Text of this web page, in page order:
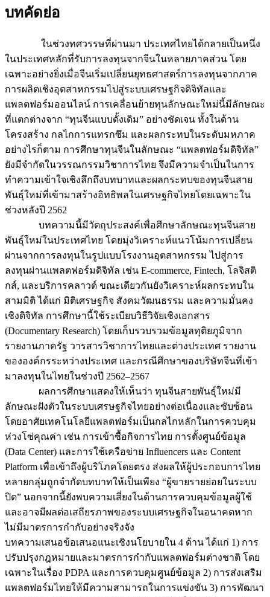
บทคัดย่อ
ในช่วงทศวรรษที่ผ่านมา ประเทศไทยได้กลายเป็นหนึ่ง
ในประเทศหลักที่รับการลงทุนจากจีนในหลายภาคส่วน โดย
เฉพาะอย่างยิ่งเมื่อจีนเริ่มเปลี่ยนยุทธศาสตร์การลงทุนจากภาค
การผลิตเชิงอุตสาหกรรมไปสู่ระบบเศรษฐกิจดิจิทัลและ
แพลตฟอร์มออนไลน์ การเคลื่อนย้ายทุนลักษณะใหม่นี้มีลักษณะ
ที่แตกต่างจาก “ทุนจีนแบบดั้งเดิม” อย่างชัดเจน ทั้งในด้าน
โครงสร้าง กลไกการแทรกซึม และผลกระทบในระดับมหภาค
อย่างไรก็ตาม การศึกษาทุนจีนในลักษณะ “แพลตฟอร์มดิจิทัล”
ยังมีจำกัดในวรรณกรรมวิชาการไทย จึงมีความจำเป็นในการ
ทำความเข้าใจเชิงลึกถึงบทบาทและผลกระทบของทุนจีนสาย
พันธุ์ใหม่ที่เข้ามาสร้างอิทธิพลในเศรษฐกิจไทยโดยเฉพาะใน
ช่วงหลังปี 2562
บทความนี้มีวัตถุประสงค์เพื่อศึกษาลักษณะทุนจีนสาย
พันธุ์ใหม่ในประเทศไทย โดยมุ่งวิเคราะห์แนวโน้มการเปลี่ยน
ผ่านจากการลงทุนในรูปแบบโรงงานอุตสาหกรรม ไปสู่การ
ลงทุนผ่านแพลตฟอร์มดิจิทัล เช่น E-commerce, Fintech, โลจิสติ
กส์, และบริการคลาวด์ ขณะเดียวกันยังวิเคราะห์ผลกระทบใน
สามมิติ ได้แก่ มิติเศรษฐกิจ สังคมวัฒนธรรม และความมั่นคง
เชิงดิจิทัล การศึกษานี้ใช้ระเบียบวิธีวิจัยเชิงเอกสาร
(Documentary Research) โดยเก็บรวบรวมข้อมูลทุติยภูมิจาก
รายงานภาครัฐ วารสารวิชาการไทยและต่างประเทศ รายงาน
ขององค์กรระหว่างประเทศ และกรณีศึกษาของบริษัทจีนที่เข้า
มาลงทุนในไทยในช่วงปี 2562–2567
ผลการศึกษาแสดงให้เห็นว่า ทุนจีนสายพันธุ์ใหม่มี
ลักษณะฝังตัวในระบบเศรษฐกิจไทยอย่างต่อเนื่องและซับซ้อน
โดยอาศัยเทคโนโลยีแพลตฟอร์มเป็นกลไกหลักในการควบคุม
ห่วงโซ่คุณค่า เช่น การเข้าซื้อกิจการไทย การตั้งศูนย์ข้อมูล
(Data Center) และการใช้เครือข่าย Influencers และ Content
Platform เพื่อเข้าถึงผู้บริโภคโดยตรง ส่งผลให้ผู้ประกอบการไทย
หลายกลุ่มถูกจำกัดบทบาทให้เป็นเพียง “ผู้ขายรายย่อยในระบบ
ปิด” นอกจากนี้ยังพบความเสี่ยงในด้านการควบคุมข้อมูลผู้ใช้
และอาจมีผลต่อเสถียรภาพของระบบเศรษฐกิจในอนาคตหาก
ไม่มีมาตรการกำกับอย่างจริงจัง
บทความเสนอข้อเสนอแนะเชิงนโยบายใน 4 ด้าน ได้แก่ 1) การ
ปรับปรุงกฎหมายและมาตรการกำกับแพลตฟอร์มต่างชาติ โดย
เฉพาะในเรื่อง PDPA และการควบคุมศูนย์ข้อมูล 2) การส่งเสริม
แพลตฟอร์มไทยให้มีความสามารถในการแข่งขัน 3) การพัฒนา